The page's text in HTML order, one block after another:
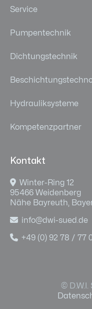
Service
Pumpentechnik
Dichtungstechnik
Hydrauliksysteme
Kompetenzpartner
Kontakt
 Winter-Ring 12
95466 Weidenberg
Nähe Bayreuth,
 info@dwi-sued.de
 +49 (0) 92 78 / 77
©